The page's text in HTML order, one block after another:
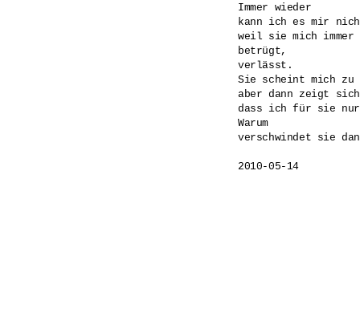
Immer wieder
kann ich es mir
weil sie mich
betrügt,
verlässt.
Sie scheint mich
aber dann zeigt
dass ich für sie
Warum
verschwindet sie